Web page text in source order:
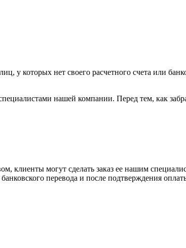
у которых нет своего расчетного счета или
нашей компании. Перед тем, как
клиенты могут сделать заказ ее нашим
перевода и после подтверждения